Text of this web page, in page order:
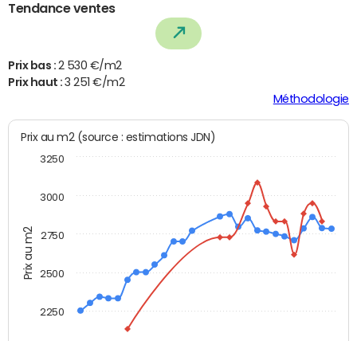
Tendance ventes
Prix bas : 2 530 €/m2
Prix haut :3 251 €/m2
Méthodologie
Prix au m2
Prix au m2 (source : estimations JDN)
2250
2500
2750
3000
3250